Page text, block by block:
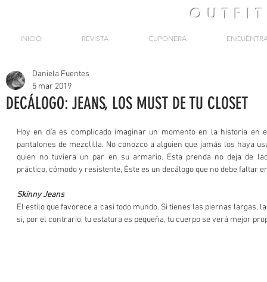
OUTFIT
INICIO REVISTA CUPONERA
DECÁLOGO: JEANS, LOS MUST DE TU CLOSET
Daniela Fuentes
5 mar 2019
Hoy en día es complicado imaginar un momento en la historia en
pantalones de mezclilla. No conozco a alguien que jamás los haya
quien no tuviera un par en su armario. Esta prenda no deja de
práctico, cómodo y resistente, Éste es un decálogo que no debe faltar
Skinny Jeans
El estilo que favorece a casi todo mundo. Si tienes las piernas largas,
si, por el contrario, tu estatura es pequeña, tu cuerpo se verá mejor